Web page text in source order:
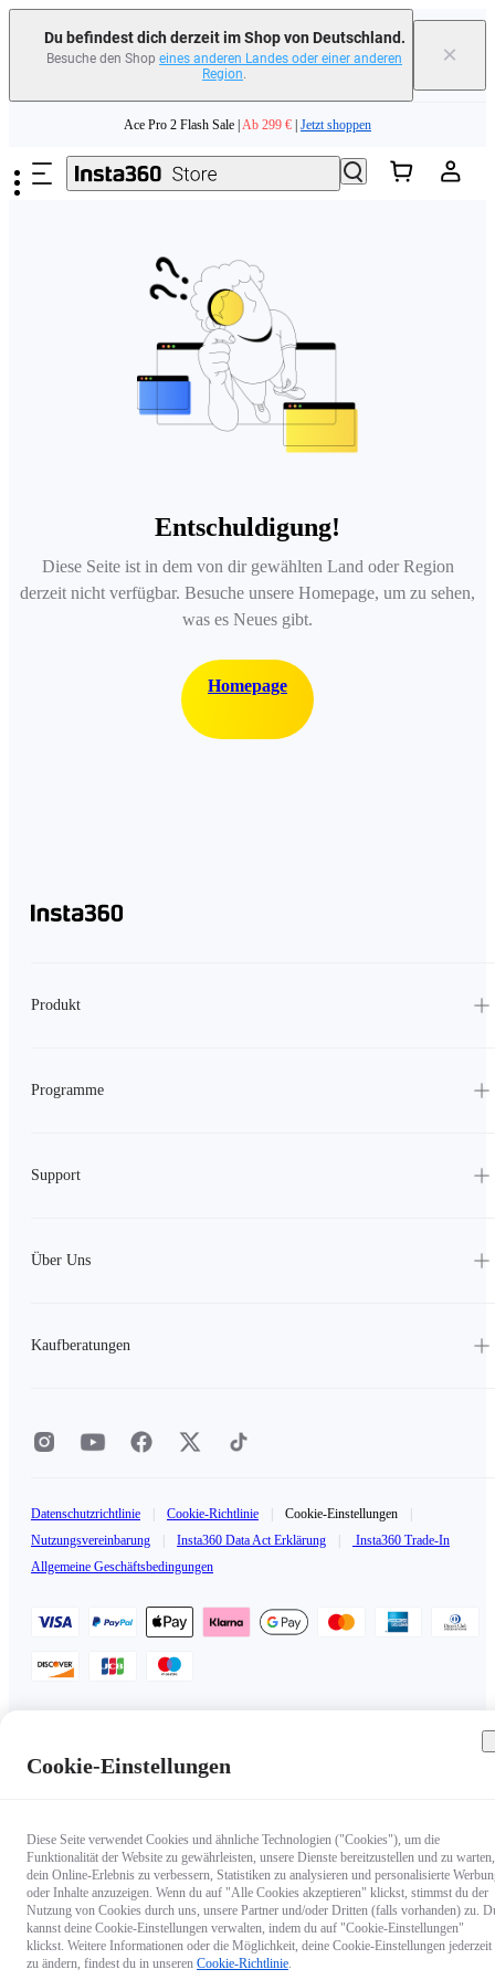
Du befindest dich derzeit im Shop von Deutschland.
Besuche den Shop eines anderen Landes oder einer anderen
Region.
×
Need shopping help? |
Ace Pro 2 Flash Sale | Ab 299 € Jetzt shoppen
Entschuldigung!
Diese Seite ist in dem von dir gewählten Land oder Region
derzeit nicht verfügbar. Besuche unsere Homepage, um zu sehen,
was es Neues gibt.
Homepage
Produkt
Programme
Support
Über Uns
Kaufberatungen
Datenschutzrichtlinie Cookie-Richtlinie Cookie-Einstellungen
Nutzungsvereinbarung
Insta360 Data Act Erklärung
Insta360 Trade-In
Allgemeine Geschäftsbedingungen
Copyright © 2025 Insta360 All rights reserved.
Cookie-Einstellungen
Diese Seite verwendet Cookies und ähnliche Technologien ("Cookies"), um die
Funktionalität der Website zu gewährleisten, unsere Dienste bereitzustellen und zu warten,
dein Online-Erlebnis zu verbessern, Statistiken zu analysieren und personalisierte
oder Inhalte anzuzeigen. Wenn du auf "Alle Cookies akzeptieren" klickst, stimmst du der
Nutzung von Cookies durch uns, unsere Partner und/oder Dritten (falls vorhanden) zu.
kannst deine Cookie-Einstellungen verwalten, indem du auf "Cookie-Einstellungen"
klickst. Weitere Informationen oder die Möglichkeit, deine Cookie-Einstellungen jederzeit
zu ändern, findest du in unseren Cookie-Richtlinie.